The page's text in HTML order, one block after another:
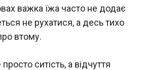
важка їжа часто не додає
не рухатися, а десь тихо
втому.
ситість, а відчуття